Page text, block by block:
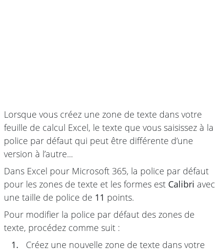
Lorsque vous créez une zone de texte dans votre
feuille de calcul Excel, le texte que vous saisissez à la
police par défaut qui peut être différente d’une
version à l’autre...
Dans Excel pour Microsoft 365, la police par défaut
pour les zones de texte et les formes est Calibri avec
une taille de police de 11 points.
Pour modifier la police par défaut des zones de
texte, procédez comme suit :
1.
Créez une nouvelle zone de texte dans votre